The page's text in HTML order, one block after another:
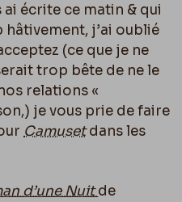
écrite ce matin & qui
j’ai oublié
(ce que je ne
trop bête de ne le
relations «
je vous prie de faire
Camusetdans les
d’une Nuitde